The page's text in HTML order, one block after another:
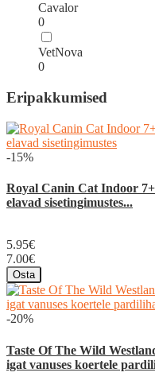
Cavalor
0
VetNova
0
Eripakkumised
-15%
Royal Canin Cat Indoor 7+
elavad sisetingimustes...
5.95€
7.00€
Osta
-20%
Taste Of The Wild
igat vanuses koertele